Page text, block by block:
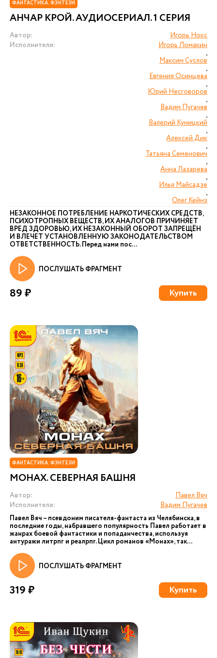
ФАНТАСТИКА. ФЭНТЕЗИ
АНЧАР КРОЙ. АУДИОСЕРИАЛ. 1 СЕРИЯ
Автор:
Игорь Нокс
Исполнители:
Игорь Ломакин
,
Максим Суслов
,
Евгения Осинцева
,
Юрий Несговоров
,
Вадим Пугачев
,
Валерий Куницкий
,
Алексей Дик
,
Татьяна Семенович
,
Анна Лазарева
,
Илья Майсадзе
,
Олег Кейнз
НЕЗАКОННОЕ ПОТРЕБЛЕНИЕ НАРКОТИЧЕСКИХ СРЕДСТВ,
ПСИХОТРОПНЫХ ВЕЩЕСТВ, ИХ АНАЛОГОВ ПРИЧИНЯЕТ
ВРЕД ЗДОРОВЬЮ, ИХ НЕЗАКОННЫЙ ОБОРОТ ЗАПРЕЩЁН
И ВЛЕЧЕТ УСТАНОВЛЕННУЮ ЗАКОНОДАТЕЛЬСТВОМ
ОТВЕТСТВЕННОСТЬ. Перед нами пос...
ПОСЛУШАТЬ ФРАГМЕНТ
89 ₽ Купить
ФАНТАСТИКА. ФЭНТЕЗИ
МОНАХ. СЕВЕРНАЯ БАШНЯ
Автор:
Павел Вяч
Исполнители:
Вадим Пугачев
Павел Вяч – псевдоним писателя-фантаста из Челябинска, в
последние годы, набравшего популярность Павел работает в
жанрах боевой фантастики и попаданчества, используя
антуражи литрпг и реалрпг. Цикл романов «Монах», так...
ПОСЛУШАТЬ ФРАГМЕНТ
319 ₽ Купить